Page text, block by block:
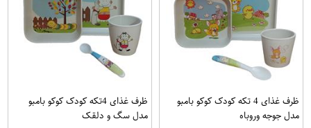
ظرف غذای 4 تکه کودک کوکو بامبو
مدل جوجه وروباه
ظرف غذای 4تکه کودک کوکو بامبو
مدل سگ و دلقک